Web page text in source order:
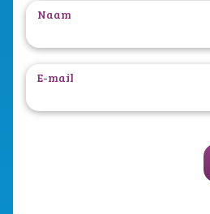
Naam
E-mail